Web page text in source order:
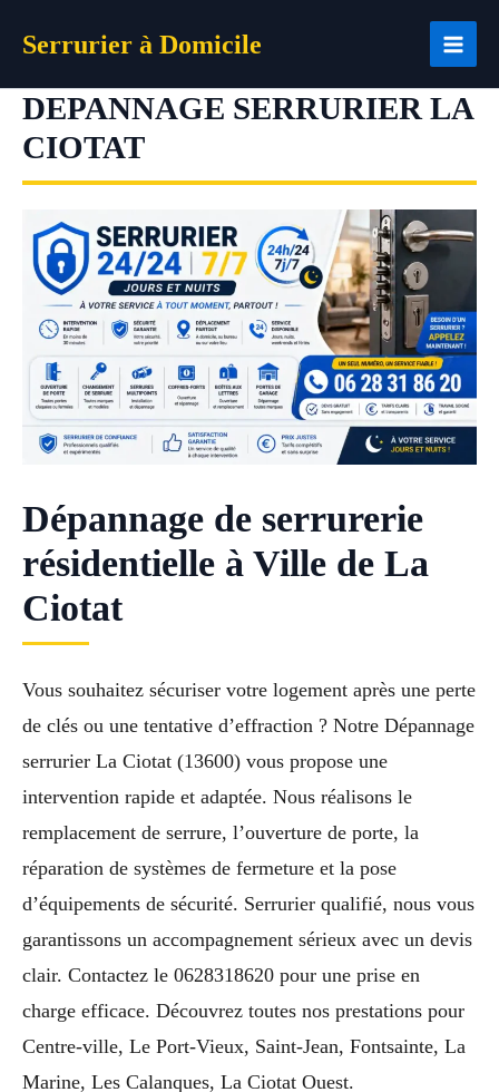
Serrurier à Domicile
DEPANNAGE SERRURIER LA
CIOTAT
Dépannage de serrurerie
résidentielle à Ville de La
Ciotat
Vous souhaitez sécuriser votre logement après une perte
de clés ou une tentative d’effraction ? Notre Dépannage
serrurier La Ciotat (13600) vous propose une
intervention rapide et adaptée. Nous réalisons le
remplacement de serrure, l’ouverture de porte, la
réparation de systèmes de fermeture et la pose
d’équipements de sécurité. Serrurier qualifié, nous vous
garantissons un accompagnement sérieux avec un devis
clair. Contactez le 0628318620 pour une prise en
charge efficace. Découvrez toutes nos prestations pour
Centre-ville, Le Port-Vieux, Saint-Jean, Fontsainte, La
Marine, Les Calanques, La Ciotat Ouest.